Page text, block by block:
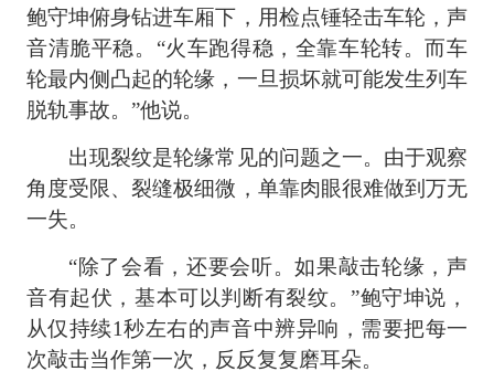
鲍守坤俯身钻进车厢下，用检点锤轻击车轮，声
音清脆平稳。“火车跑得稳，全靠车轮转。而车
轮最内侧凸起的轮缘，一旦损坏就可能发生列车
脱轨事故。”他说。
出现裂纹是轮缘常见的问题之一。由于观察
角度受限、裂缝极细微，单靠肉眼很难做到万无
一失。
“除了会看，还要会听。如果敲击轮缘，声
音有起伏，基本可以判断有裂纹。”鲍守坤说，
从仅持续1秒左右的声音中辨异响，需要把每一
次敲击当作第一次，反反复复磨耳朵。